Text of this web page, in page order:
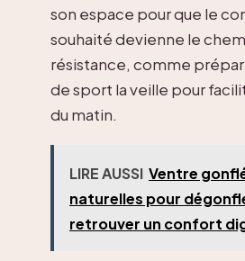
son espace pour que le
souhaité devienne le
résistance, comme
de sport la veille pour
du matin.
LIRE AUSSI Ventre
naturelles pour
retrouver un confort